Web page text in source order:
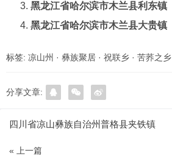
黑龙江省哈尔滨市木兰县利东镇
黑龙江省哈尔滨市木兰县大贵镇
标签: 凉山州 · 彝族聚居 · 祝联乡 · 苦荞之乡
分享文章:
四川省凉山彝族自治州普格县夹铁镇
« 上一篇